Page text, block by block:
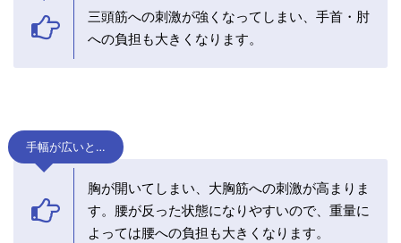
三頭筋への刺激が強くなってしまい、手首・肘
への負担も大きくなります。
手幅が広いと…
胸が開いてしまい、大胸筋への刺激が高まりま
す。腰が反った状態になりやすいので、重量に
よっては腰への負担も大きくなります。